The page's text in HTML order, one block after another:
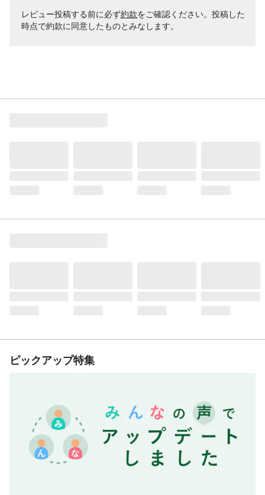
レビュー投稿する前に必ず約款をご確認ください。投稿した
時点で約款に同意したものとみなします。
ピックアップ特集